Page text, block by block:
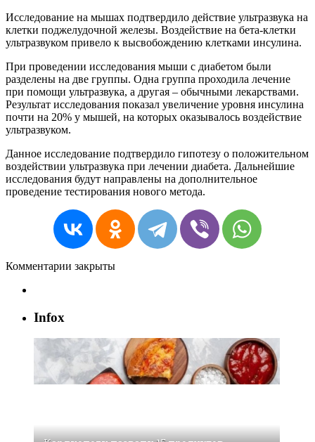
Исследование на мышах подтвердило действие ультразвука на
клетки поджелудочной железы. Воздействие на бета-клетки
ультразвуком привело к высвобождению клетками инсулина.
При проведении исследования мыши с диабетом были
разделены на две группы. Одна группа проходила лечение
при помощи ультразвука, а другая – обычными лекарствами.
Результат исследования показал увеличение уровня инсулина
почти на 20% у мышей, на которых оказывалось воздействие
ультразвуком.
Данное исследование подтвердило гипотезу о положительном
воздействии ультразвука при лечении диабета. Дальнейшие
исследования будут направлены на дополнительное
проведение тестирования нового метода.
Комментарии закрыты
Infox